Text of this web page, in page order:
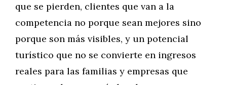
que se pierden, clientes que van a la
competencia no porque sean mejores sino
porque son más visibles, y un potencial
turístico que no se convierte en ingresos
reales para las familias y empresas que